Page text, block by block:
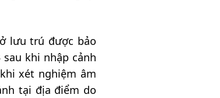
lưu trú được bảo
khi nhập cảnh
xét nghiệm âm
tại địa điểm do